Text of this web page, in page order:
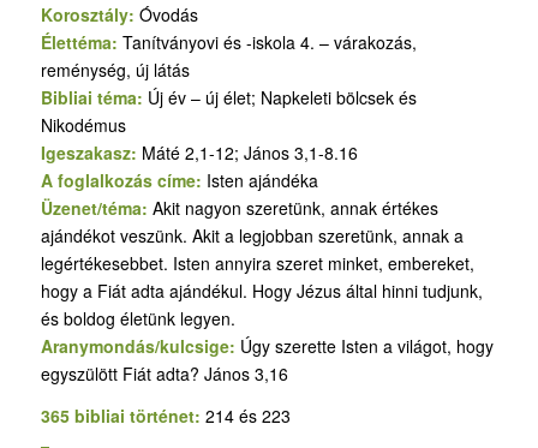
Korosztály: Óvodás
Élettéma: Tanítványovi és -iskola 4. – várakozás,
reménység, új látás
Bibliai téma: Új év – új élet; Napkeleti bölcsek és
Nikodémus
Igeszakasz: Máté 2,1-12; János 3,1-8.16
A foglalkozás címe: Isten ajándéka
Üzenet/téma: Akit nagyon szeretünk, annak értékes
ajándékot veszünk. Akit a legjobban szeretünk, annak a
legértékesebbet. Isten annyira szeret minket, embereket,
hogy a Fiát adta ajándékul. Hogy Jézus által hinni tudjunk,
és boldog életünk legyen.
Aranymondás/kulcsige: Úgy szerette Isten a világot, hogy
egyszülött Fiát adta? János 3,16
365 bibliai történet: 214 és 223